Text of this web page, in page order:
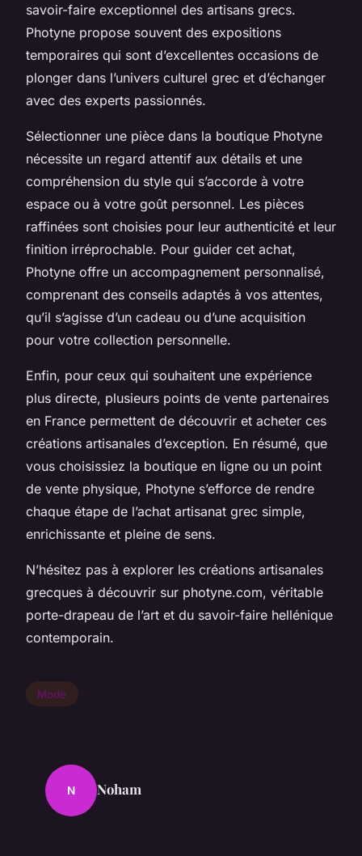
savoir-faire exceptionnel des artisans grecs.
Photyne propose souvent des expositions
temporaires qui sont d’excellentes occasions de
plonger dans l’univers culturel grec et d’échanger
avec des experts passionnés.
Sélectionner une pièce dans la boutique Photyne
nécessite un regard attentif aux détails et une
compréhension du style qui s’accorde à votre
espace ou à votre goût personnel. Les pièces
raffinées sont choisies pour leur authenticité et leur
finition irréprochable. Pour guider cet achat,
Photyne offre un accompagnement personnalisé,
comprenant des conseils adaptés à vos attentes,
qu’il s’agisse d’un cadeau ou d’une acquisition
pour votre collection personnelle.
Enfin, pour ceux qui souhaitent une expérience
plus directe, plusieurs points de vente partenaires
en France permettent de découvrir et acheter ces
créations artisanales d’exception. En résumé, que
vous choisissiez la boutique en ligne ou un point
de vente physique, Photyne s’efforce de rendre
chaque étape de l’achat artisanat grec simple,
enrichissante et pleine de sens.
N’hésitez pas à explorer les créations artisanales
grecques à découvrir sur photyne.com, véritable
porte-drapeau de l’art et du savoir-faire hellénique
contemporain.
Mode
N Noham